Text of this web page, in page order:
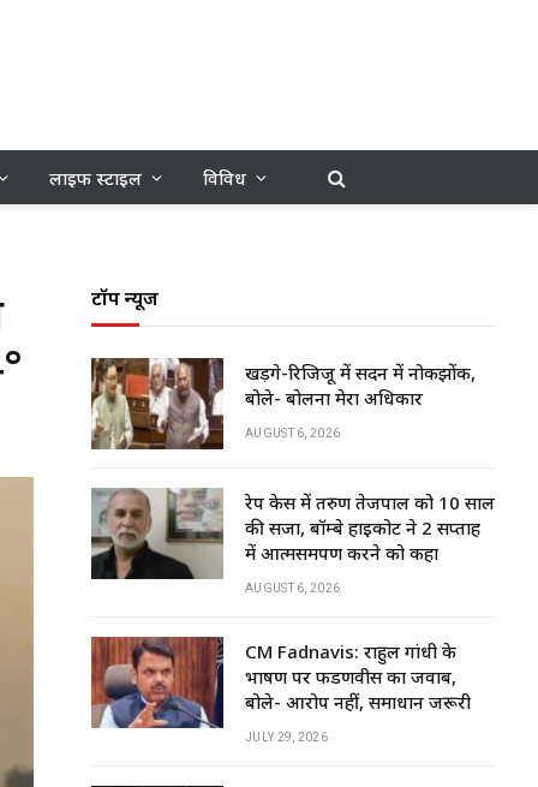
लाइफ स्टाइल विविध
टॉप न्यूज
खड़गे-रिजिजू में सदन में नोकझोंक,
बोले- बोलना मेरा अधिकार
AUGUST 6, 2026
रेप केस में तरुण तेजपाल को 10 साल
की सजा, बॉम्बे हाईकोर्ट ने 2 सप्ताह
में आत्मसमर्पण करने को कहा
AUGUST 6, 2026
CM Fadnavis: राहुल गांधी के
भाषण पर फडणवीस का जवाब,
बोले- आरोप नहीं, समाधान जरूरी
JULY 29, 2026